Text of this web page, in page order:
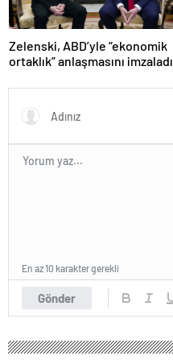
Zelenski, ABD’yle “ekonomik
ortaklık” anlaşmasını imzaladı
Gönder
En az 10 karakter gerekli